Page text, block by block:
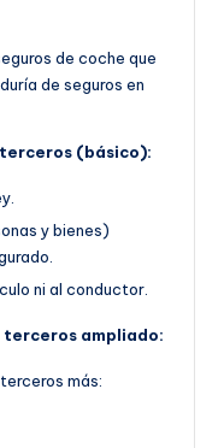
de coche que
de seguros en
terceros (básico):
y bienes)
ni al conductor.
terceros ampliado:
más: